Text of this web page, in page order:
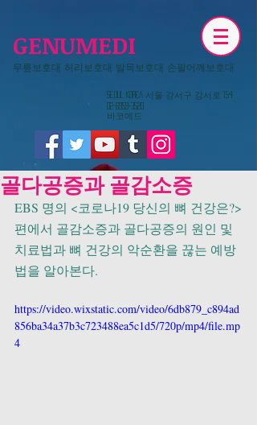
GENUMEDI
무릎보호대 허리보호대 발목보호대 손팔어깨보호대
​Seoul KOREA 서울 강서구 강서로 154
02-6959-3520
​바코메드
골다공증과 골감소증
EBS 명의 <코로나19 당신의 뼈 건강은?>
편에서 골감소증과 골다공증의 원인 및
치료법과 뼈 건강의 악순환을 끊는 예방
법을 알아본다.
https://video.wixstatic.com/video/6db879_c894ad
856ba34a37b3c723488ea5c1d5/720p/mp4/file.mp
4